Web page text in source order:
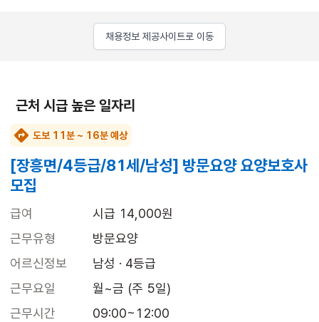
채용정보 제공사이트로 이동
근처 시급 높은 일자리
도보 11분 ~ 16분 예상
[장흥면/4등급/81세/남성] 방문요양 요양보호사
모집
급여
시급 14,000원
근무유형
방문요양
어르신정보
남성 · 4등급
근무요일
월~금 (주 5일)
근무시간
09:00~12:00